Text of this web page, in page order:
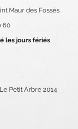
Maur des Fossés
60
les jours fériés
Petit Arbre 2014